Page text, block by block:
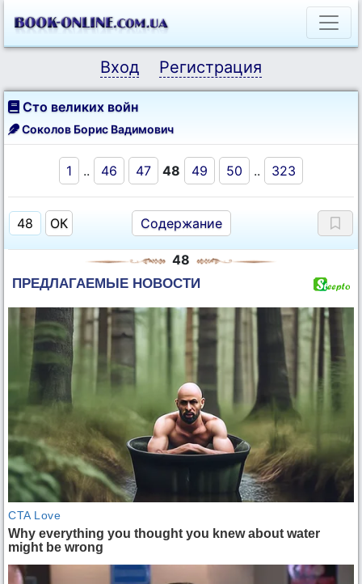
Вход Регистрация
Сто великих войн
Соколов Борис Вадимович
1 .. 46 47 48 49 50 .. 323
Содержание
48